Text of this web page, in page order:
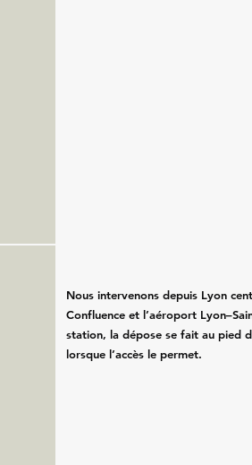
Nous intervenons depuis Lyon
Confluence et l’aéroport
station, la dépose se fait au pied
lorsque l’accès le permet.